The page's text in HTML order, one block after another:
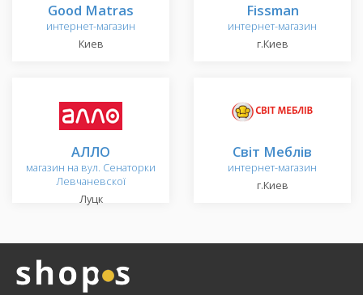
Good Matras
интернет-магазин
Киев
Fissman
интернет-магазин
г.Киев
АЛЛО
магазин на вул. Сенаторки
Левчаневскої
Луцк
Світ Меблів
интернет-магазин
г.Киев